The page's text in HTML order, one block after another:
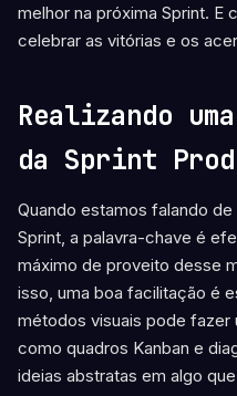
melhor na próxima Sprint. E
celebrar as vitórias e os
Realizando
da Sprint
Quando estamos falando
Sprint, a palavra-chave é
máximo de proveito desse
isso, uma boa facilitação é
métodos visuais pode fazer
como quadros Kanban e
ideias abstratas em algo